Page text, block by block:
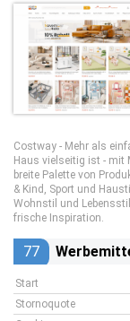
Costway - Mehr als
Haus vielseitig ist - mit
breite Palette von
& Kind, Sport und
Wohnstil und
frische Inspiration.
77
Start
Stornoquote